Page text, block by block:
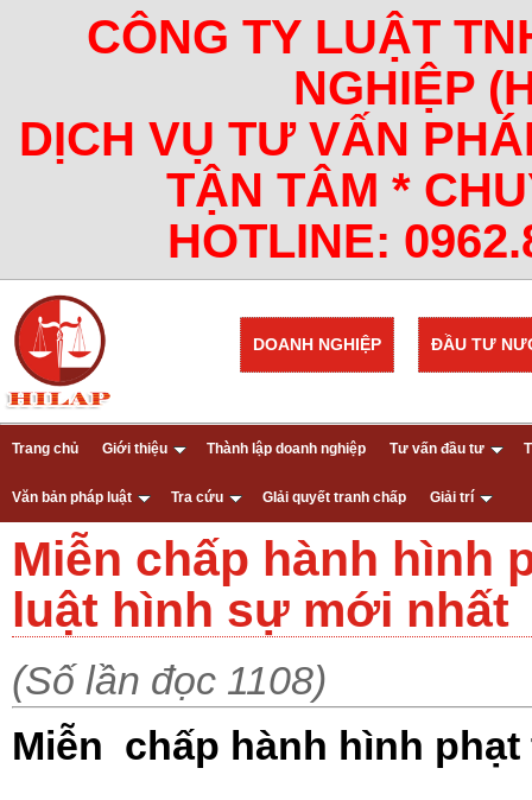
CÔNG TY LUẬT
NGHIỆP
DỊCH VỤ TƯ VẤN
TẬN TÂM *
HOTLINE:
ĐẦU TƯ
DOANH NGHIỆP
Trang chủ Giới thiệu Thành lập doanh nghiệp Tư vấn đầu tư
Văn bản pháp luật Tra cứu GIải quyết tranh chấp Giải trí
Miễn chấp hành hình
luật hình sự mới nhất
(Số lần đọc 1108)
Miễn chấp hành hình phạt